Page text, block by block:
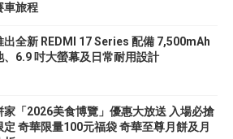
車旅程
出全新 REDMI 17 Series 配備 7,500mAh
、6.9 吋大螢幕及日常耐用設計
家「2026美食博覽」優惠大放送 入場必搶
定 奇華限量100元福袋 奇華至尊月餅及月